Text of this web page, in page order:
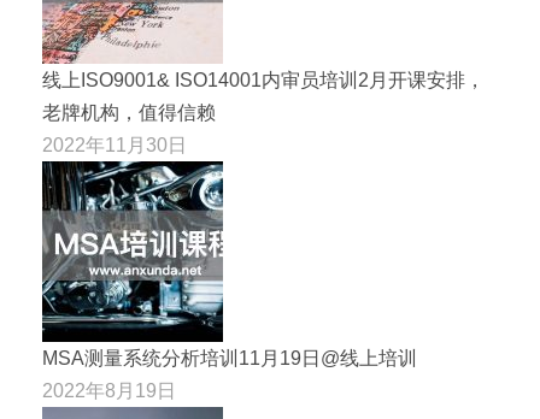
线上ISO9001& ISO14001内审员培训2月开课安排，
老牌机构，值得信赖
2022年11月30日
MSA测量系统分析培训11月19日@线上培训
2022年8月19日